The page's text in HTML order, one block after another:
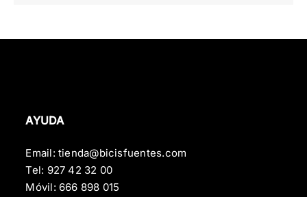
AYUDA
Email:tienda@bicisfuentes.com
Tel: 927 42 32 00
Móvil: 666 898 015